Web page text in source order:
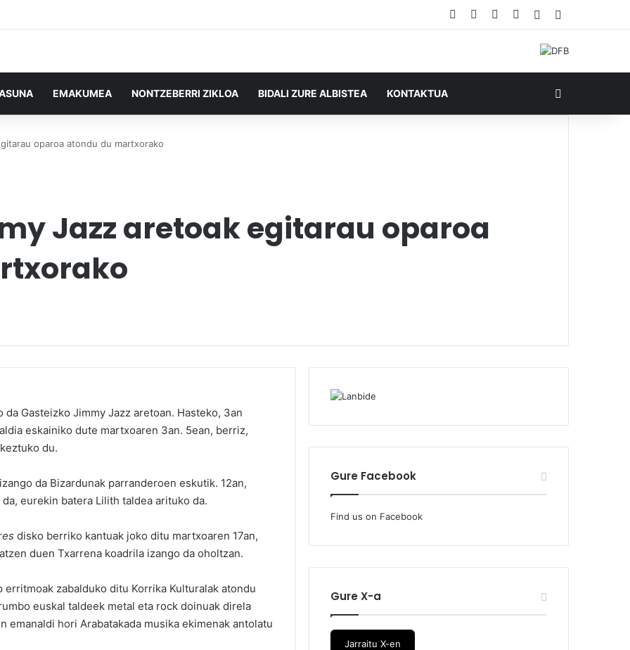
Facebook YouTube
RSS Ausazko
EMAKUMEA NONTZEBERRI ZIKLOA BIDALI ZURE ALBISTEA KONTAKTUA
oparoa atondu du martxorako
Jazz aretoak egitarau oparoa
da Gasteizko Jimmy Jazz aretoan. Hasteko, 3an
eskainiko dute martxoaren 3an. 5ean, berriz,
du.
da Bizardunak parranderoen eskutik. 12an,
eurekin batera Lilith taldea arituko da.
disko berriko kantuak joko ditu martxoaren 17an,
duen Txarrena koadrila izango da oholtzan.
zabalduko ditu Korrika Kulturalak atondu
euskal taldeek metal eta rock doinuak direla
emanaldi hori Arabatakada musika ekimenak antolatu
Gure Facebook
Find us on Facebook
Gure X-a
Jarraitu X-en